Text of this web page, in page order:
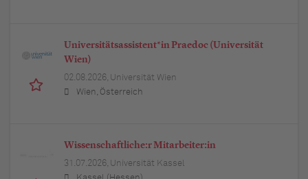
Universitätsassistent*in Praedoc (Universität
Wien)
02.08.2026, Universität Wien
Wien, Österreich
Wissenschaftliche:r Mitarbeiter:in
31.07.2026, Universität Kassel